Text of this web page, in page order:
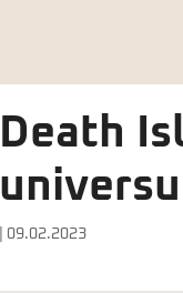
Death
| 09.02.2023